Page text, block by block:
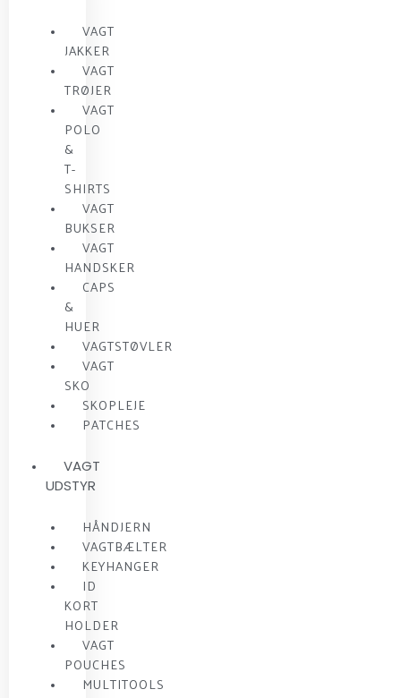
VAGT
JAKKER
VAGT
TRØJER
VAGT
POLO
&
T-
SHIRTS
VAGT
BUKSER
VAGT
HANDSKER
CAPS
&
HUER
VAGTSTØVLER
VAGT
SKO
SKOPLEJE
PATCHES
VAGT
UDSTYR
HÅNDJERN
VAGTBÆLTER
KEYHANGER
ID
KORT
HOLDER
VAGT
POUCHES
MULTITOOLS